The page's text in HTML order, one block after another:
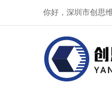
你好，深圳市创思